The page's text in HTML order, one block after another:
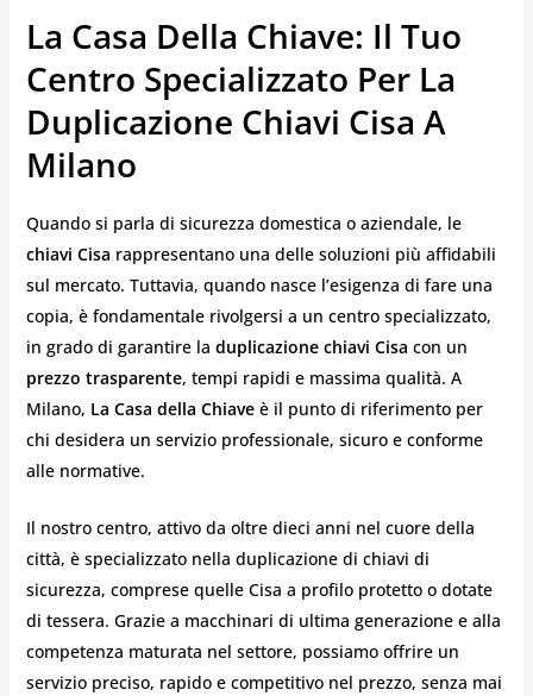
La Casa Della Chiave: Il Tuo
Centro Specializzato Per La
Duplicazione Chiavi Cisa A
Milano
Quando si parla di sicurezza domestica o aziendale, le
chiavi Cisa rappresentano una delle soluzioni più affidabili
sul mercato. Tuttavia, quando nasce l’esigenza di fare una
copia, è fondamentale rivolgersi a un centro specializzato,
in grado di garantire la duplicazione chiavi Cisa con un
prezzo trasparente, tempi rapidi e massima qualità. A
Milano, La Casa della Chiaveè il punto di riferimento per
chi desidera un servizio professionale, sicuro e conforme
alle normative.
Il nostro centro, attivo da oltre dieci anni nel cuore della
città, è specializzato nella duplicazione di chiavi di
sicurezza, comprese quelle Cisa a profilo protetto o dotate
di tessera. Grazie a macchinari di ultima generazione e alla
competenza maturata nel settore, possiamo offrire un
servizio preciso, rapido e competitivo nel prezzo, senza mai